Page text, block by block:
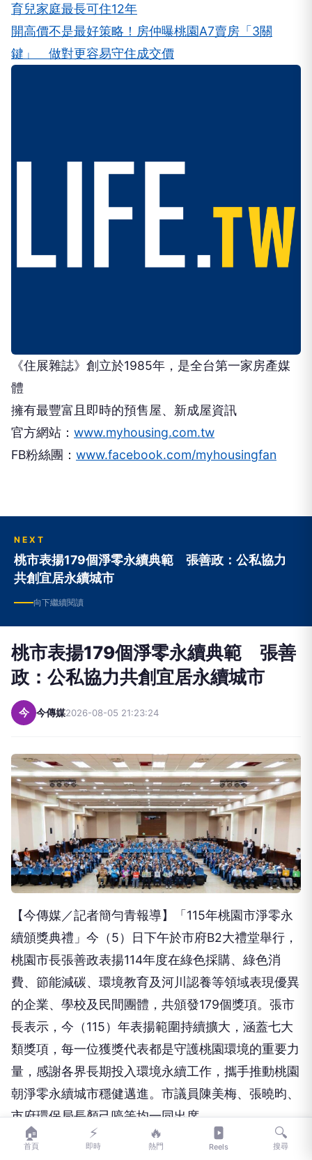
育兒家庭最長可住12年
開高價不是最好策略！房仲曝桃園A7賣房「3關
鍵」 做對更容易守住成交價
《住展雜誌》創立於1985年，是全台第一家房產媒
體
擁有最豐富且即時的預售屋、新成屋資訊
官方網站： www.myhousing.com.tw
FB粉絲團： www.facebook.com/myhousingfan
NEXT
桃市表揚179個淨零永續典範 張善政：公私協力
共創宜居永續城市
向下繼續閱讀
桃市表揚179個淨零永續典範 張善
政：公私協力共創宜居永續城市
今 今傳媒2026-08-05 21:23:24
【今傳媒／記者簡勻青報導】「115年桃園市淨零永
續頒獎典禮」今（5）日下午於市府B2大禮堂舉行，
桃園市長張善政表揚114年度在綠色採購、綠色消
費、節能減碳、環境教育及河川認養等領域表現優異
的企業、學校及民間團體，共頒發179個獎項。張市
長表示，今（115）年表揚範圍持續擴大，涵蓋七大
類獎項，每一位獲獎代表都是守護桃園環境的重要力
量，感謝各界長期投入環境永續工作，攜手推動桃園
朝淨零永續城市穩健邁進。市議員陳美梅、張曉昀、
市府環保局長顏己喨等均一同出席。
廣告
🏠
首頁
⚡
即時
🔥
熱門 Reels
🔍
搜尋